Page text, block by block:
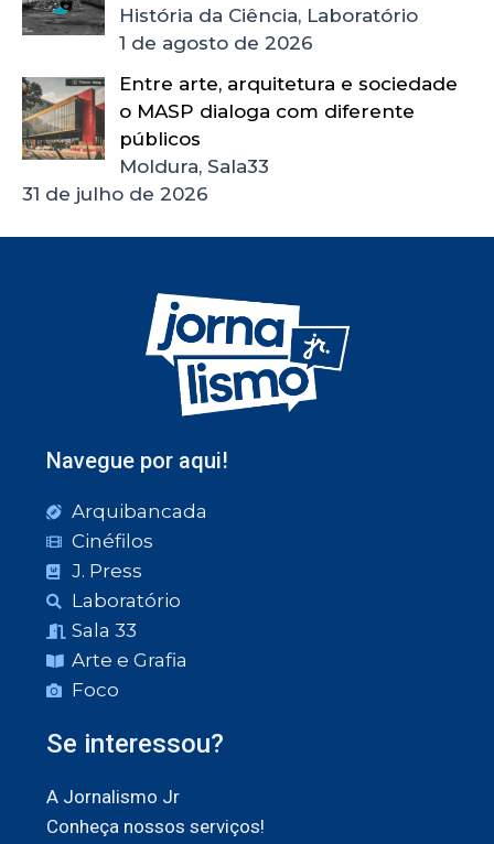
História da Ciência, Laboratório
1 de agosto de 2026
Entre arte, arquitetura e sociedade
o MASP dialoga com diferente
públicos
Moldura, Sala33
31 de julho de 2026
Navegue por aqui!
Arquibancada
Cinéfilos
J. Press
Laboratório
Sala 33
Arte e Grafia
Foco
Se interessou?
A Jornalismo Jr
Conheça nossos serviços!